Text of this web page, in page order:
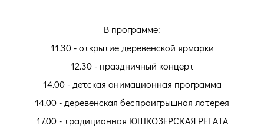
В программе:
11.30 - открытие деревенской ярмарки
12.30 - праздничный концерт
14.00 - детская анимационная программа
14.00 - деревенская беспроигрышная лотерея
17.00 - традиционная ЮШКОЗЕРСКАЯ РЕГАТА